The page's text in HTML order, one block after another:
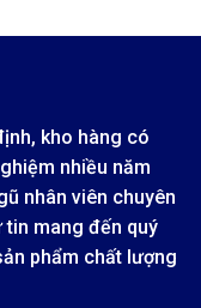
kho hàng có
nhiều năm
nhân viên chuyên
tin mang đến quý
phẩm chất lượng